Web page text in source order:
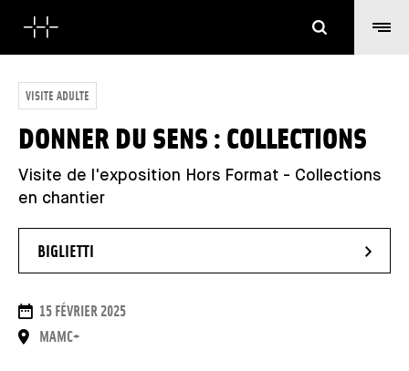
VISITE ADULTE
DONNER DU SENS : COLLECTIONS
Visite de l'exposition Hors Format - Collections
en chantier
BIGLIETTI
DATE
15 FÉVRIER 2025
LUOGO
MAMC+